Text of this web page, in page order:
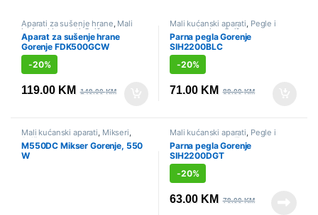
Aparati za sušenje hrane, Mali
kućanski aparati Sniženo
Aparat za sušenje hrane
Gorenje FDK500GCW
-20%
119.00 KM 149.00KM
Mali kućanski aparati, Pegle i
parne stanice ,Sniženo
Parna pegla Gorenje
SIH2200BLC
-20%
71.00 KM 89.00KM
Mali kućanski aparati, Mikseri,
Sniženo
M550DC Mikser Gorenje, 550
W
Mali kućanski aparati, Pegle i
parne stanice ,Sniženo
Parna pegla Gorenje
SIH2200DGT
-20%
63.00 KM 79.00KM